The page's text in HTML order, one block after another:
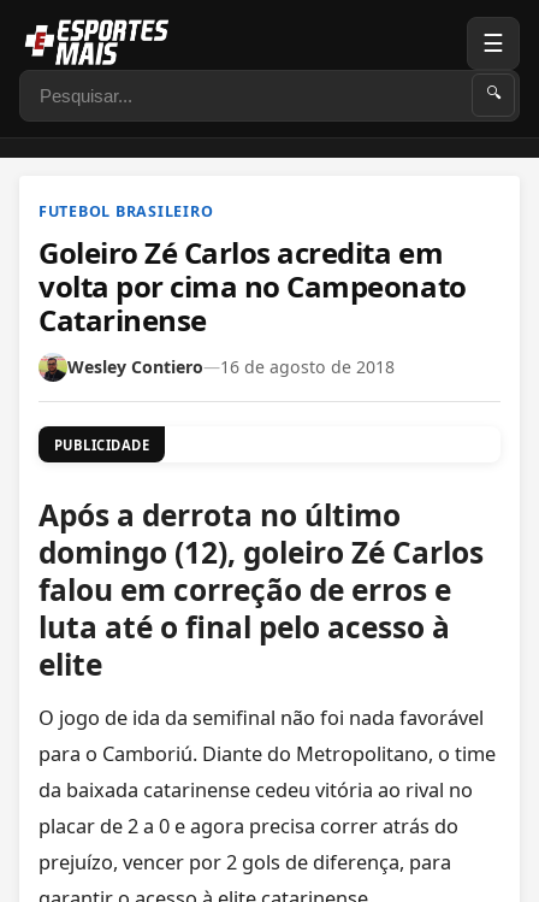
Pesquisar 🔍
☰
FUTEBOL BRASILEIRO
Goleiro Zé Carlos acredita em
volta por cima no Campeonato
Catarinense
Wesley Contiero—16 de agosto de 2018
PUBLICIDADE
Após a derrota no último
domingo (12), goleiro Zé Carlos
falou em correção de erros e
luta até o final pelo acesso à
elite
O jogo de ida da semifinal não foi nada favorável
para o Camboriú. Diante do Metropolitano, o time
da baixada catarinense cedeu vitória ao rival no
placar de 2 a 0 e agora precisa correr atrás do
prejuízo, vencer por 2 gols de diferença, para